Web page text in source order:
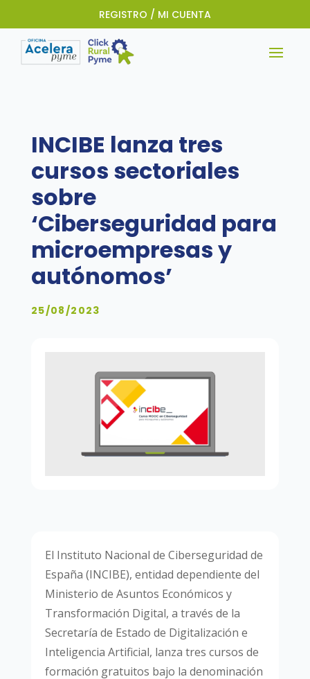
REGISTRO / MI CUENTA
INCIBE lanza tres
cursos sectoriales
sobre
‘Ciberseguridad para
microempresas y
autónomos’
25/08/2023
El Instituto Nacional de Ciberseguridad de
España (INCIBE), entidad dependiente del
Ministerio de Asuntos Económicos y
Transformación Digital, a través de la
Secretaría de Estado de Digitalización e
Inteligencia Artificial, lanza tres cursos de
formación gratuitos bajo la denominación